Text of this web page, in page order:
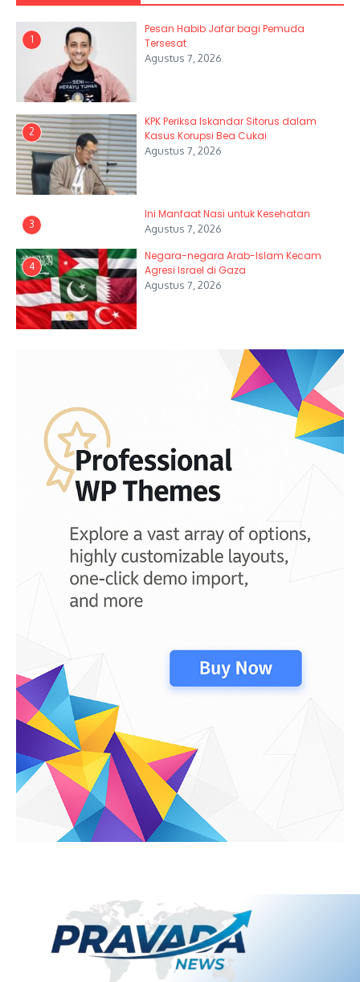
1
Pesan Habib Jafar bagi Pemuda
Tersesat
Agustus 7, 2026
2
KPK Periksa Iskandar Sitorus dalam
Kasus Korupsi Bea Cukai
Agustus 7, 2026
3
Ini Manfaat Nasi untuk Kesehatan
Agustus 7, 2026
4
Negara-negara Arab-Islam Kecam
Agresi Israel di Gaza
Agustus 7, 2026